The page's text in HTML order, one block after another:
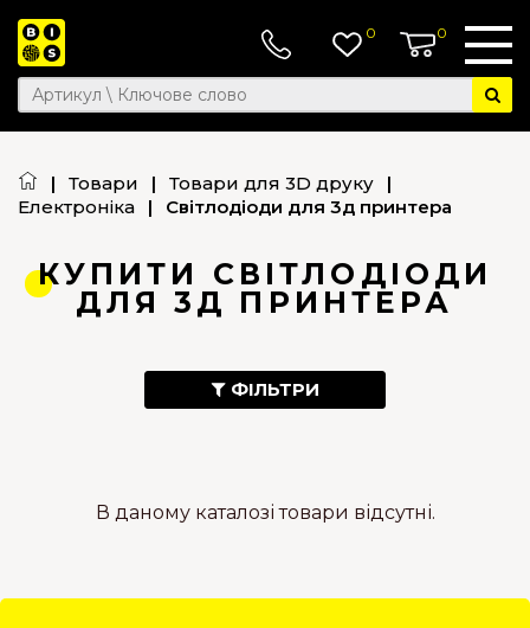
0 0
| Товари | Товари для 3D друку
|
Електроніка
| Світлодіоди для 3д принтера
КУПИТИ СВІТЛОДІОДИ
ДЛЯ 3Д ПРИНТЕРА
ФІЛЬТРИ
В даному каталозі товари відсутні.